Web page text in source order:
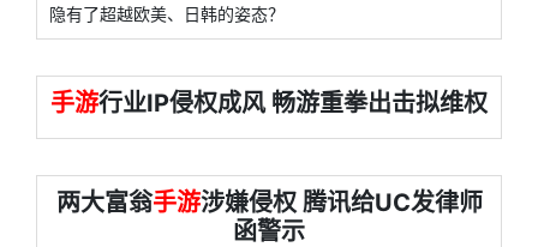
隐有了超越欧美、日韩的姿态？
手游行业IP侵权成风 畅游重拳出击拟维权
两大富翁手游涉嫌侵权 腾讯给UC发律师
函警示